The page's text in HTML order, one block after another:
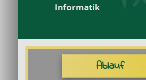
Informatik
Ablauf